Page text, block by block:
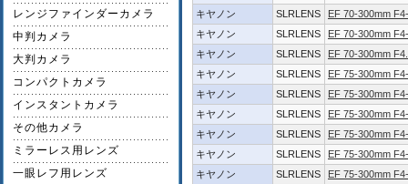
レンジファインダーカメラ
中判カメラ
大判カメラ
コンパクトカメラ
インスタントカメラ
その他カメラ
ミラーレス用レンズ
一眼レフ用レンズ
キヤノン
SLRLENS
EF 70-300mm
キヤノン
SLRLENS
EF 70-300mm
キヤノン
SLRLENS
EF 70-300mm
キヤノン
SLRLENS
EF 75-300mm
キヤノン
SLRLENS
EF 75-300mm
キヤノン
SLRLENS
EF 75-300mm
キヤノン
SLRLENS
EF 75-300mm
キヤノン
SLRLENS
EF 75-300mm
キヤノン
SLRLENS
EF 75-300mm